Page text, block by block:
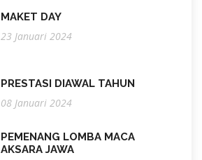
MAKET DAY
23 Januari 2024
PRESTASI DIAWAL TAHUN
08 Januari 2024
PEMENANG LOMBA MACA
AKSARA JAWA